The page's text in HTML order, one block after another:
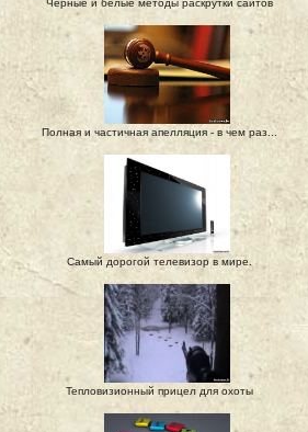
Черные и белые методы раскрутки сайтов
Полная и частичная апелляция - в чем раз...
Самый дорогой телевизор в мире.
Тепловизионный прицел для охоты